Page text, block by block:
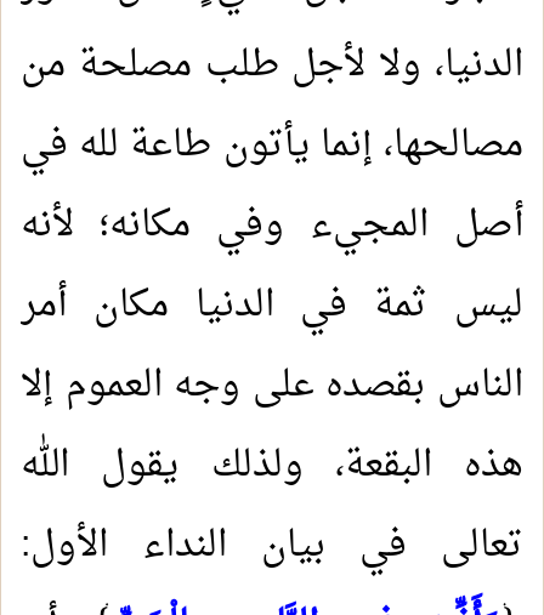
الدنيا، ولا لأجل طلب مصلحة من
مصالحها، إنما يأتون طاعة لله في
أصل المجيء وفي مكانه؛ لأنه
ليس ثمة في الدنيا مكان أمر
الناس بقصده على وجه العموم إلا
هذه البقعة، ولذلك يقول الله
تعالى في بيان النداء الأول: